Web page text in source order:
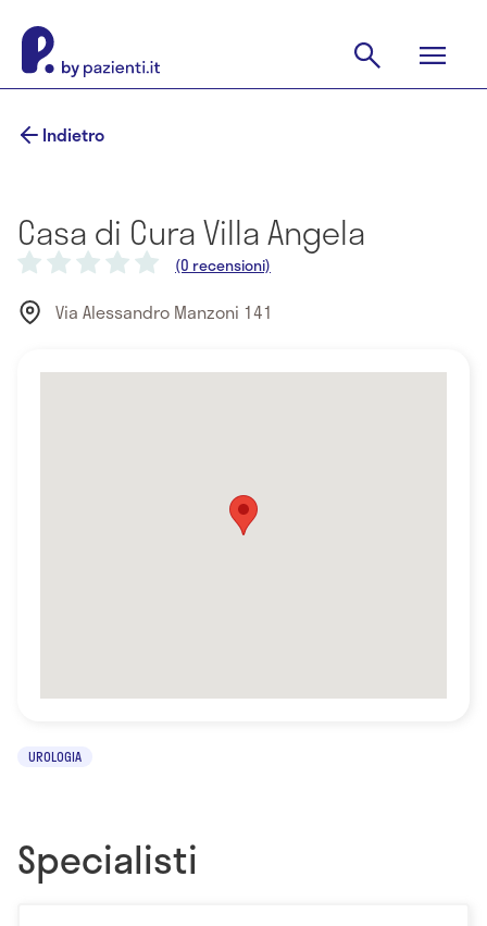
Indietro
Casa di Cura Villa Angela
(0 recensioni)
Via Alessandro Manzoni 141
UROLOGIA
Specialisti